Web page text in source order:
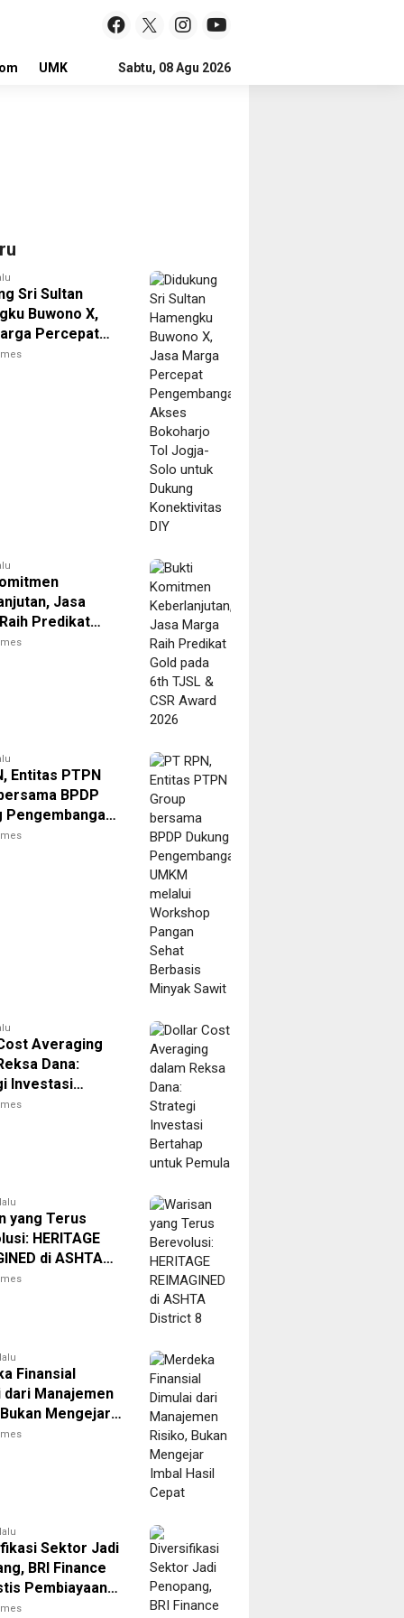
UMKM LOKER
Sabtu, 08 Agu 2026
Sri Sultan
Buwono X,
Percepat
Akses
Jasa
Predikat
6th TJSL &
Entitas PTPN
BPDP
Pengembangan
Workshop
Averaging
Dana:
Investasi
untuk Pemula
yang Terus
HERITAGE
di ASHTA
8
Finansial
dari Manajemen
Mengejar
Cepat
Sektor Jadi
BRI Finance
Pembiayaan
Berlanjut